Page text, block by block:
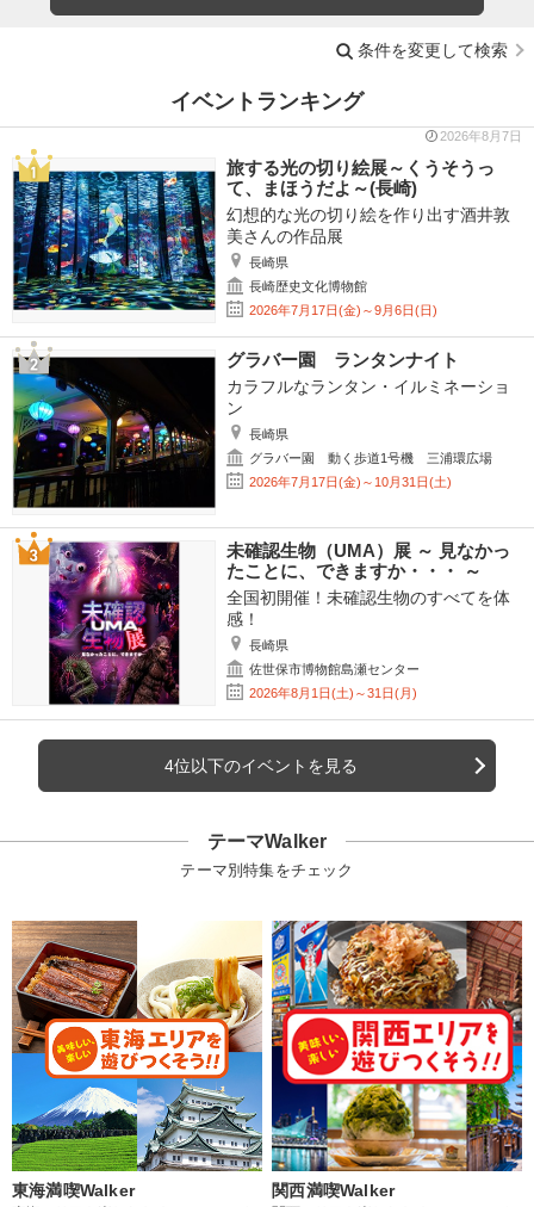
条件を変更して検索
イベントランキング
2026年8月7日
旅する光の切り絵展～くうそうっ
て、まほうだよ～(長崎)
幻想的な光の切り絵を作り出す酒井敦
美さんの作品展
長崎県
長崎歴史文化博物館
2026年7月17日(金)～9月6日(日)
グラバー園 ランタンナイト
カラフルなランタン・イルミネーショ
ン
長崎県
グラバー園 動く歩道1号機 三浦環広場
2026年7月17日(金)～10月31日(土)
未確認生物（UMA）展 ～ 見なかっ
たことに、できますか・・・ ～
全国初開催！未確認生物のすべてを体
感！
長崎県
佐世保市博物館島瀬センター
2026年8月1日(土)～31日(月)
4位以下のイベントを見る
テーマWalker
テーマ別特集をチェック
東海満喫Walker 関西満喫Walker